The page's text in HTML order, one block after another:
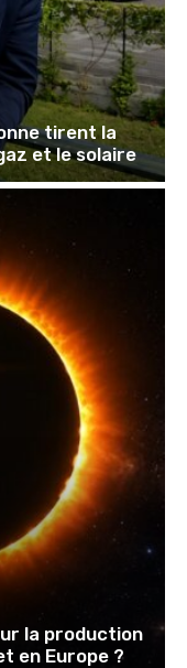
tirent la
et le solaire
la production
en Europe ?